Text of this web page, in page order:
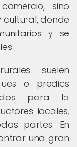
sino
cultural, donde
y se
suelen
o predios
para la
locales,
partes. En
una gran